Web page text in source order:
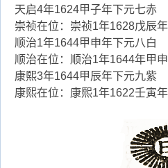
天启4年1624甲子年下元七赤
崇祯在位：崇祯1年1628戊辰
顺治1年1644甲申年下元八白
顺治在位：顺治1年1644年甲
康熙3年1644甲辰年下元九紫
康熙在位：康熙1年1622壬寅